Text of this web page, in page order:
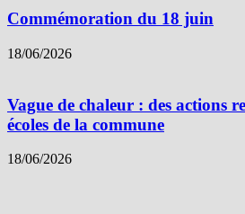
Commémoration du 18 juin
18/06/2026
Vague de chaleur : des actions
écoles de la commune
18/06/2026